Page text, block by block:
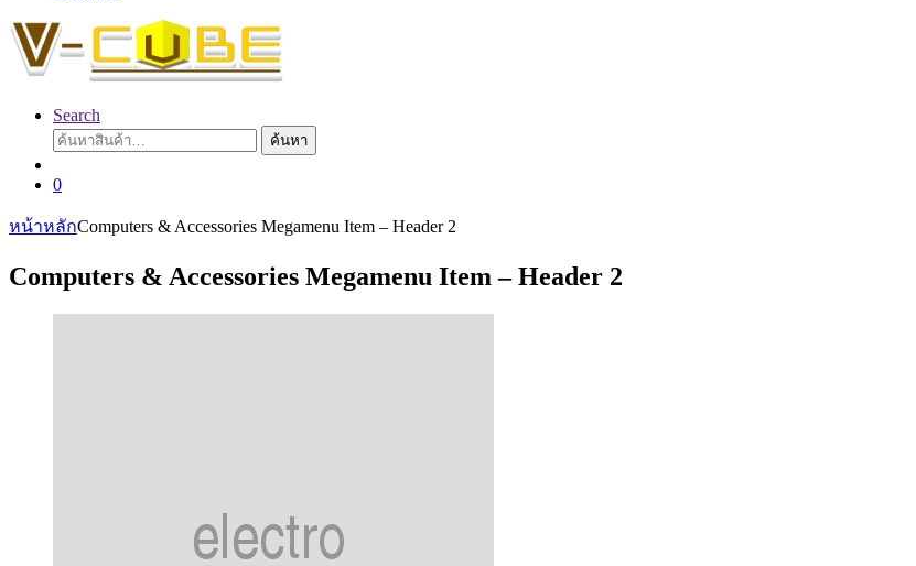
Search
ค้นหา:
ค้นหา
0
หน้าหลักComputers & Accessories Megamenu Item – Header 2
Computers & Accessories Megamenu Item – Header 2